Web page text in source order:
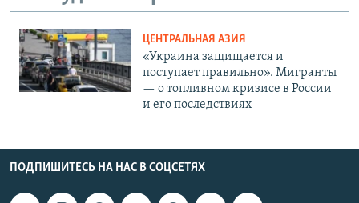
ЦЕНТРАЛЬНАЯ АЗИЯ
«Украина защищается и
поступает правильно». Мигранты
— о топливном кризисе в России
и его последствиях
ПОДПИШИТЕСЬ НА НАС В СОЦСЕТЯХ